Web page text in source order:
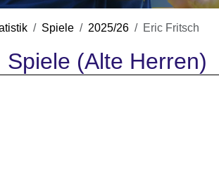
Spiele 2025/26 Eric Fritsch
Spiele (Alte Herren)